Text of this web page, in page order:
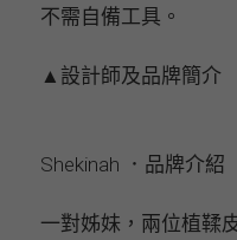
不需自備工具。
▲設計師及品牌簡介
Shekinah ．品牌介紹
一對姊妹，兩位植鞣